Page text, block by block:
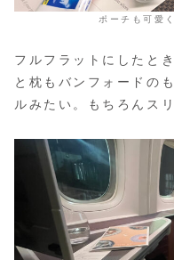
ポーチも可愛
フルフラットにしたと
と枕もバンフォードの
ルみたい。もちろんス